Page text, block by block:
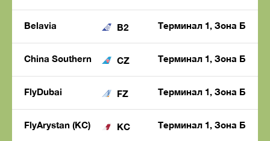
Belavia B2 Терминал 1, Зона Б
China Southern CZ Терминал 1, Зона Б
FlyDubai FZ Терминал 1, Зона Б
FlyArystan (KC) KC Терминал 1, Зона Б